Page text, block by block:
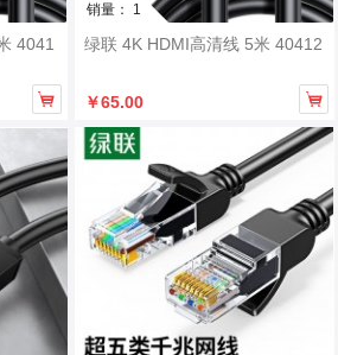
4041

销量： 1
绿联 4K HDMI高清线 5米 40412
￥65.00 